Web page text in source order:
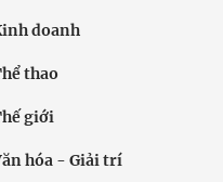
doanh
thao
giới
hóa - Giải trí